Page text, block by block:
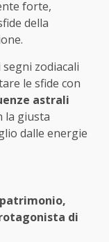
forte,
della
zodiacali
le sfide con
astrali
la giusta
dalle energie
di